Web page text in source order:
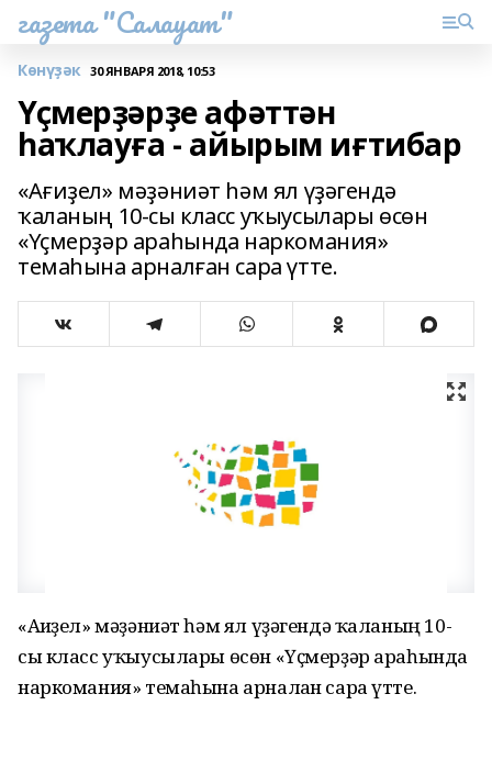
газета "Салауат"
Көнүҙәк 30 ЯНВАРЯ 2018, 10:53
Үҫмерҙәрҙе афәттән
һаҡлауға - айырым иғтибар
«Ағиҙел» мәҙәниәт һәм ял үҙәгендә
ҡаланың 10-сы класс уҡыусылары өсөн
«Үҫмерҙәр араһында наркомания»
темаһына арналған сара үтте.
«Ағиҙел» мәҙәниәт һәм ял үҙәгендә ҡаланың 10-
сы класс уҡыусылары өсөн «Үҫмерҙәр араһында
наркомания» темаһына арналған сара үтте.